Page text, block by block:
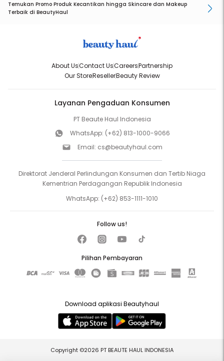
Temukan Promo Produk Kecantikan hingga Skincare dan Makeup
Terbaik di BeautyHaul
About UsContact UsCareersPartnership
Our StoreResellerBeauty Review
Layanan Pengaduan Konsumen
PT Beaute Haul Indonesia
WhatsApp: (+62) 813-1000-9066
Email: cs@beautyhaul.com
Direktorat Jenderal Perlindungan Konsumen dan Tertib Niaga
Kementrian Perdagangan Republik Indonesia
WhatsApp: (+62) 853-1111-1010
Pilihan Pembayaran
Follow us!
Download aplikasi Beautyhaul
Copyright ©2026 PT BEAUTE HAUL INDONESIA